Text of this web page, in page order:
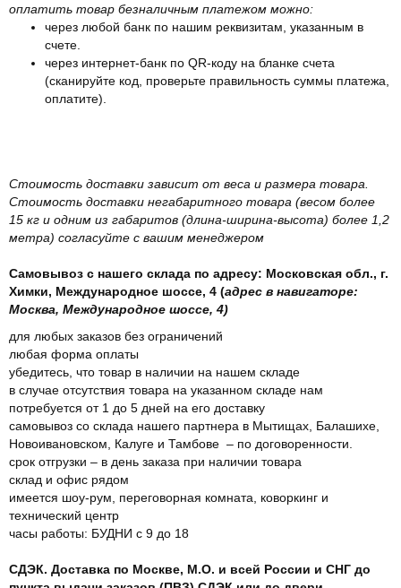
оплатить товар безналичным платежом можно:
через любой банк по нашим реквизитам, указанным в
счете.
через интернет-банк по QR-коду на бланке счета
(сканируйте код, проверьте правильность суммы платежа,
оплатите).
Стоимость доставки зависит от веса и размера товара.
Стоимость доставки негабаритного товара (весом более
15 кг и одним из габаритов (длина-ширина-высота) более 1,2
метра) согласуйте с вашим менеджером
Самовывоз с нашего склада по адресу: Московская обл., г.
Химки, Международное шоссе, 4 (адрес в навигаторе:
Москва, Международное шоссе, 4)
для любых заказов без ограничений
любая форма оплаты
убедитесь, что товар в наличии на нашем складе
в случае отсутствия товара на указанном складе нам
потребуется от 1 до 5 дней на его доставку
самовывоз со склада нашего партнера в Мытищах, Балашихе,
Новоивановском, Калуге и Тамбове – по договоренности.
срок отгрузки – в день заказа при наличии товара
склад и офис рядом
имеется шоу-рум, переговорная комната, коворкинг и
технический центр
часы работы: БУДНИ с 9 до 18
СДЭК. Доставка по Москве, М.О. и всей России и СНГ до